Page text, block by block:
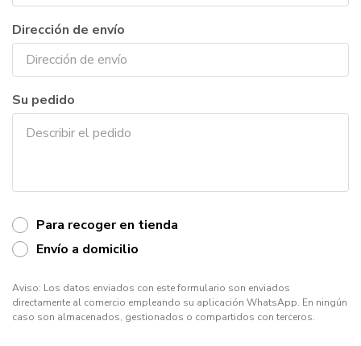
Dirección de envío
Su pedido
Para recoger en tienda
Envío a domicilio
Aviso: Los datos enviados con este formulario son enviados
directamente al comercio empleando su aplicación WhatsApp. En ningún
caso son almacenados, gestionados o compartidos con terceros.